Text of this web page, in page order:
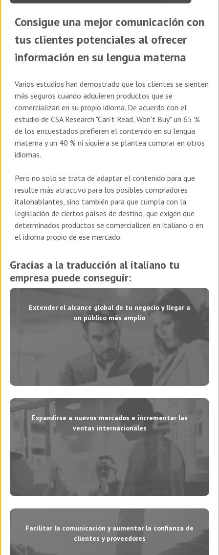
Consigue una mejor comunicación con
tus clientes potenciales al ofrecer
información en su lengua materna
Varios estudios han demostrado que los clientes se sienten
más seguros cuando adquieren productos que se
comercializan en su propio idioma. De acuerdo con el
estudio de CSA Research "Can't Read, Won't Buy" un 65 %
de los encuestados prefieren el contenido en su lengua
materna y un 40 % ni siquiera se plantea comprar en otros
idiomas.
Pero no solo se trata de adaptar el contenido para que
resulte más atractivo para los posibles compradores
italohablantes, sino también para que cumpla con la
legislación de ciertos países de destino, que exigen que
determinados productos se comercialicen en italiano o en
el idioma propio de ese mercado.
Gracias a la traducción al italiano tu
empresa puede conseguir:
Extender el alcance global de tu negocio y llegar a
un público más amplio
Expandirse a nuevos mercados e incrementar las
ventas internacionales
Facilitar la comunicación y aumentar la confianza de
clientes y proveedores